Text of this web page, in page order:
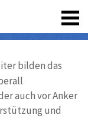
bilden das
auch vor Anker
und